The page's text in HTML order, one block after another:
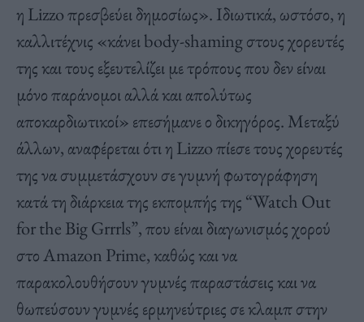
η Lizzo πρεσβεύει δημοσίως». Ιδιωτικά, ωστόσο, η
καλλιτέχνις «κάνει body-shaming στους χορευτές
της και τους εξευτελίζει με τρόπους που δεν είναι
μόνο παράνομοι αλλά και απολύτως
αποκαρδιωτικοί» επεσήμανε ο δικηγόρος. Μεταξύ
άλλων, αναφέρεται ότι η Lizzo πίεσε τους χορευτές
της να συμμετάσχουν σε γυμνή φωτογράφηση
κατά τη διάρκεια της εκπομπής της “Watch Out
for the Big Grrrls”, που είναι διαγωνισμός χορού
στο Amazon Prime, καθώς και να
παρακολουθήσουν γυμνές παραστάσεις και να
θωπεύσουν γυμνές ερμηνεύτριες σε κλαμπ στην